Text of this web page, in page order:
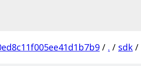
/ . / sdk /